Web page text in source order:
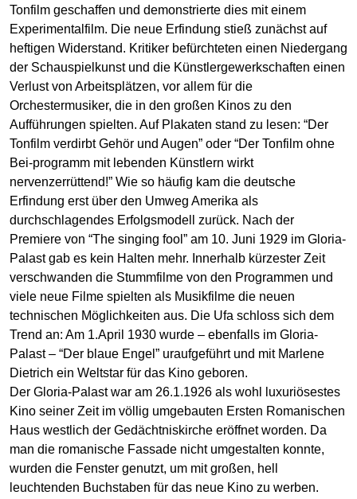
Tonfilm geschaffen und demonstrierte dies mit einem
Experimentalfilm. Die neue Erfindung stieß zunächst auf
heftigen Widerstand. Kritiker befürchteten einen Niedergang
der Schauspielkunst und die Künstlergewerkschaften einen
Verlust von Arbeitsplätzen, vor allem für die
Orchestermusiker, die in den großen Kinos zu den
Aufführungen spielten. Auf Plakaten stand zu lesen: “Der
Tonfilm verdirbt Gehör und Augen” oder “Der Tonfilm ohne
Bei-programm mit lebenden Künstlern wirkt
nervenzerrüttend!” Wie so häufig kam die deutsche
Erfindung erst über den Umweg Amerika als
durchschlagendes Erfolgsmodell zurück. Nach der
Premiere von “The singing fool” am 10. Juni 1929 im Gloria-
Palast gab es kein Halten mehr. Innerhalb kürzester Zeit
verschwanden die Stummfilme von den Programmen und
viele neue Filme spielten als Musikfilme die neuen
technischen Möglichkeiten aus. Die Ufa schloss sich dem
Trend an: Am 1.April 1930 wurde – ebenfalls im Gloria-
Palast – “Der blaue Engel” uraufgeführt und mit Marlene
Dietrich ein Weltstar für das Kino geboren.
Der Gloria-Palast war am 26.1.1926 als wohl luxuriösestes
Kino seiner Zeit im völlig umgebauten Ersten Romanischen
Haus westlich der Gedächtniskirche eröffnet worden. Da
man die romanische Fassade nicht umgestalten konnte,
wurden die Fenster genutzt, um mit großen, hell
leuchtenden Buchstaben für das neue Kino zu werben.